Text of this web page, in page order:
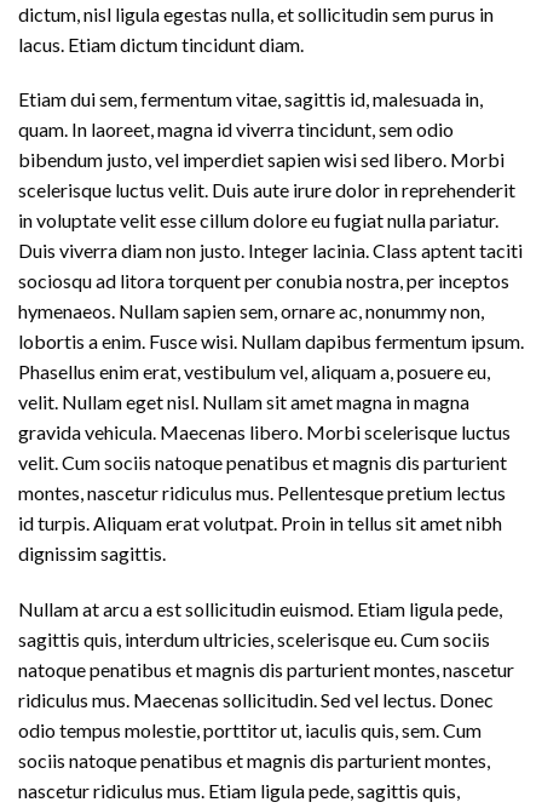
dictum, nisl ligula egestas nulla, et sollicitudin sem purus in
lacus. Etiam dictum tincidunt diam.
Etiam dui sem, fermentum vitae, sagittis id, malesuada in,
quam. In laoreet, magna id viverra tincidunt, sem odio
bibendum justo, vel imperdiet sapien wisi sed libero. Morbi
scelerisque luctus velit. Duis aute irure dolor in reprehenderit
in voluptate velit esse cillum dolore eu fugiat nulla pariatur.
Duis viverra diam non justo. Integer lacinia. Class aptent taciti
sociosqu ad litora torquent per conubia nostra, per inceptos
hymenaeos. Nullam sapien sem, ornare ac, nonummy non,
lobortis a enim. Fusce wisi. Nullam dapibus fermentum ipsum.
Phasellus enim erat, vestibulum vel, aliquam a, posuere eu,
velit. Nullam eget nisl. Nullam sit amet magna in magna
gravida vehicula. Maecenas libero. Morbi scelerisque luctus
velit. Cum sociis natoque penatibus et magnis dis parturient
montes, nascetur ridiculus mus. Pellentesque pretium lectus
id turpis. Aliquam erat volutpat. Proin in tellus sit amet nibh
dignissim sagittis.
Nullam at arcu a est sollicitudin euismod. Etiam ligula pede,
sagittis quis, interdum ultricies, scelerisque eu. Cum sociis
natoque penatibus et magnis dis parturient montes, nascetur
ridiculus mus. Maecenas sollicitudin. Sed vel lectus. Donec
odio tempus molestie, porttitor ut, iaculis quis, sem. Cum
sociis natoque penatibus et magnis dis parturient montes,
nascetur ridiculus mus. Etiam ligula pede, sagittis quis,